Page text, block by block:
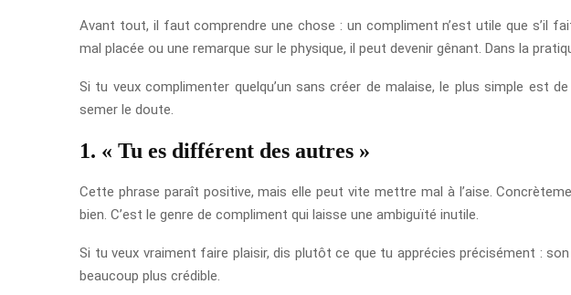
Avant tout, il faut comprendre une chose : un compliment n’est utile que s’il
mal placée ou une remarque sur le physique, il peut devenir gênant. Dans la
Si tu veux complimenter quelqu’un sans créer de malaise, le plus simple est
semer le doute.
1. « Tu es différent des autres »
Cette phrase paraît positive, mais elle peut vite mettre mal à l’aise.
bien. C’est le genre de compliment qui laisse une ambiguïté inutile.
Si tu veux vraiment faire plaisir, dis plutôt ce que tu apprécies précisément :
beaucoup plus crédible.